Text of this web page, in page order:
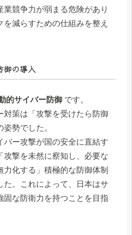
業競争力が弱まる危険があり
を減らすための仕組みを整え
御の導入
的サイバー防御 です。
対策は「攻撃を受けたら防御
勢でした。
バー攻撃が国の安全に直結す
攻撃を未然に察知し、必要な
力化する」積極的な防御体制
た。これによって、日本はサ
固な防衛力を持つことを目指